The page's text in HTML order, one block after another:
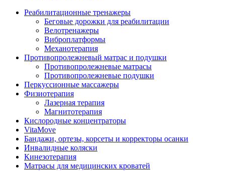
Реабилитационные тренажеры
Беговые дорожки для реабилитации
Велотренажеры
Виброплатформы
Механотерапия
Противопролежневый матрас и подушки
Противопролежневые матрасы
Противопролежневые подушки
Перкуссионные массажеры
Физиотерапия
Лазерная терапия
Магнитотерапия
Кислородные концентраторы
VitaMove
Бандажи, ортезы, корсеты и корректоры осанки
Инвалидные коляски
Кинезотерапия
Матрасы для медицинских кроватей